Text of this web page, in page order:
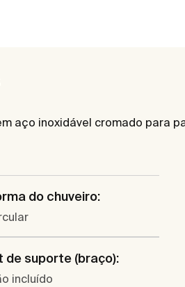
aço inoxidável cromado para
do chuveiro:
de suporte (braço):
incluído